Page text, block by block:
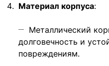
Материал корпуса:
Металлический
долговечность и
повреждениям.